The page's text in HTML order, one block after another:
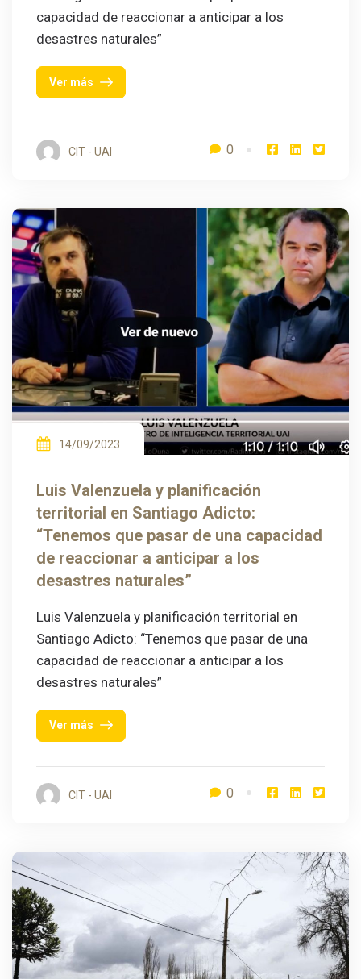
capacidad de reaccionar a anticipar a los
desastres naturales”
Ver más
CIT - UAI 0
14/09/2023
Luis Valenzuela y planificación
territorial en Santiago Adicto:
“Tenemos que pasar de una capacidad
de reaccionar a anticipar a los
desastres naturales”
Luis Valenzuela y planificación territorial en
Santiago Adicto: “Tenemos que pasar de una
capacidad de reaccionar a anticipar a los
desastres naturales”
Ver más
CIT - UAI 0